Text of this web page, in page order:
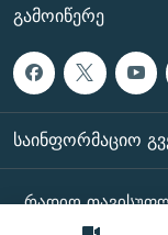
ᲒᲐᲛᲝᲘᲬᲔᲠᲔ
ᲡᲐᲘᲜᲤᲝᲠᲛᲐᲪᲘᲝ
რადიო
დაცულია